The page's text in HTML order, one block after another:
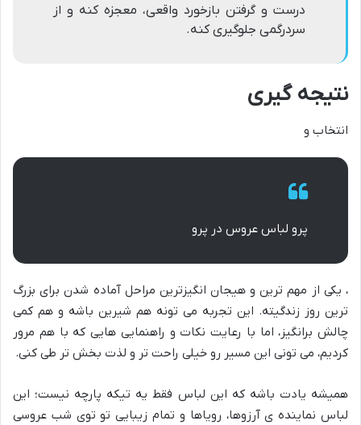
درست و گرفتن بازخورد واقعی، معجزه کنه و از
سردرگمی جلوگیری کنه.
نتیجه گیری
انتخاب و
پرو لباس عروس در پرو
، یکی از مهم ترین و هیجان انگیزترین مراحل آماده شدن برای بزرگ
ترین روز زندگیته. این تجربه می تونه هم شیرین باشه و هم کمی
چالش برانگیز، اما با رعایت نکات و راهنمایی هایی که با هم مرور
کردیم، می تونی این مسیر رو خیلی راحت تر و لذت بخش تر طی کنی.
همیشه یادت باشه که این لباس فقط یه تیکه پارچه نیست؛ این
لباس نماینده ی آرزوها، رویاها و تمام زیبایی تو توی شب عروسی